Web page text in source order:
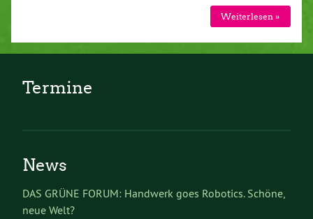
Weiterlesen »
Termine
News
DAS GRÜNE FORUM: Handwerk goes Robotics. Schöne,
neue Welt?